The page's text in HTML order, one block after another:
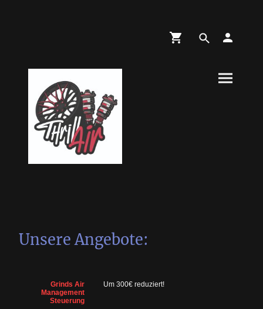
Unsere Angebote:
Grinds Air
Management
Steuerung
Um 300€ reduziert!